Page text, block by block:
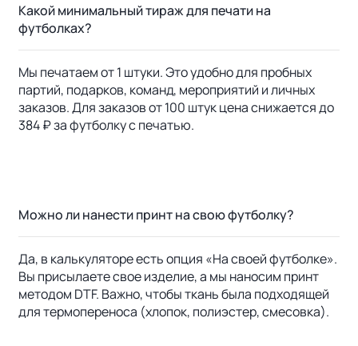
Какой минимальный тираж для печати на
футболках?
Мы печатаем от 1 штуки. Это удобно для пробных
партий, подарков, команд, мероприятий и личных
заказов. Для заказов от 100 штук цена снижается до
384 ₽ за футболку с печатью.
Можно ли нанести принт на свою футболку?
Да, в калькуляторе есть опция «На своей футболке».
Вы присылаете свое изделие, а мы наносим принт
методом DTF. Важно, чтобы ткань была подходящей
для термопереноса (хлопок, полиэстер, смесовка).